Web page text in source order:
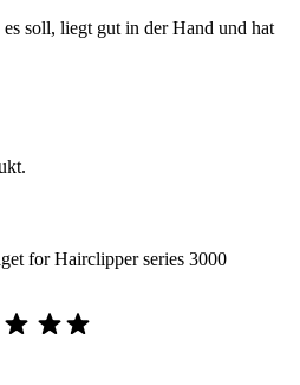
soll, liegt gut in der Hand und hat
for Hairclipper series 3000